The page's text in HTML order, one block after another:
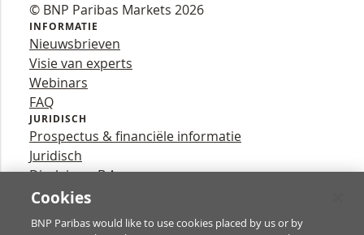
© BNP Paribas Markets 2026
INFORMATIE
Nieuwsbrieven
Visie van experts
Webinars
FAQ
JURIDISCH
Prospectus & financiële informatie
Juridisch
Disclaimer B.A.
Privacy
YouTube
Cookies
BNP Paribas would like to use cookies placed by us or by